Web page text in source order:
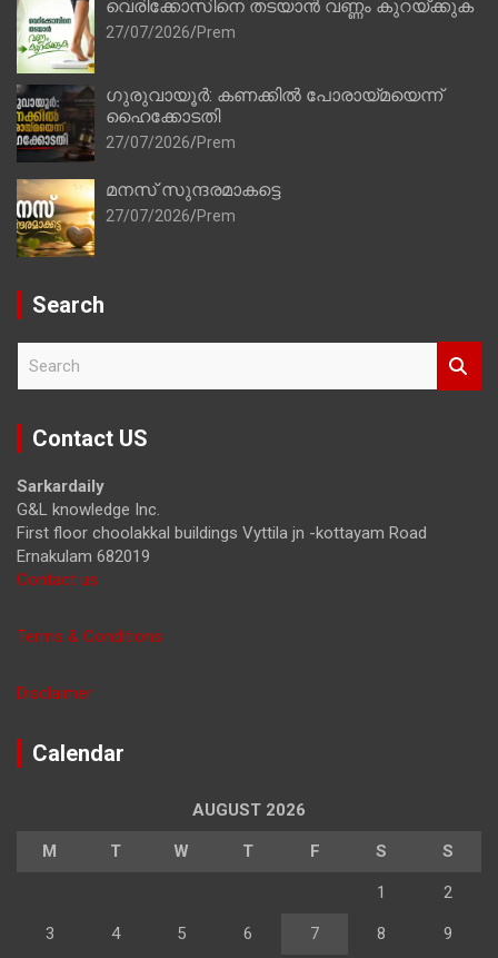
വെരിക്കോസിനെ തടയാൻ വണ്ണം കുറയ്ക്കുക
27/07/2026 Prem
ഗുരുവായൂർ: കണക്കിൽ പോരായ്മയെന്ന്
ഹൈക്കോടതി
27/07/2026 Prem
മനസ് സുന്ദരമാകട്ടെ
27/07/2026 Prem
Search
r
Contact US
Sarkardaily
G&L knowledge Inc.
First floor choolakkal buildings Vyttila jn -kottayam Road
Ernakulam 682019
Contact us
Terms & Conditions
Disclaimer
Calendar
AUGUST 2026
M T W T F S S
1 2
3 4 5 6 7 8 9